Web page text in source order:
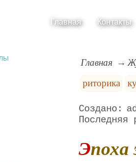
Главная Контакты
Главная
риторика